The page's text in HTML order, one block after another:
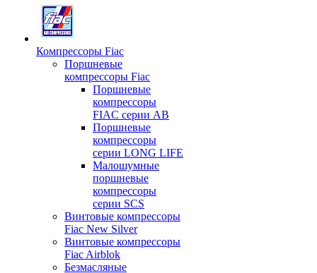
Компрессоры Fiac
Поршневые
компрессоры Fiac
Поршневые
компрессоры
FIAC серии AB
Поршневые
компрессоры
серии LONG LIFE
Малошумные
поршневые
компрессоры
серии SCS
Винтовые компрессоры
Fiac New Silver
Винтовые компрессоры
Fiac Airblok
Безмасляные